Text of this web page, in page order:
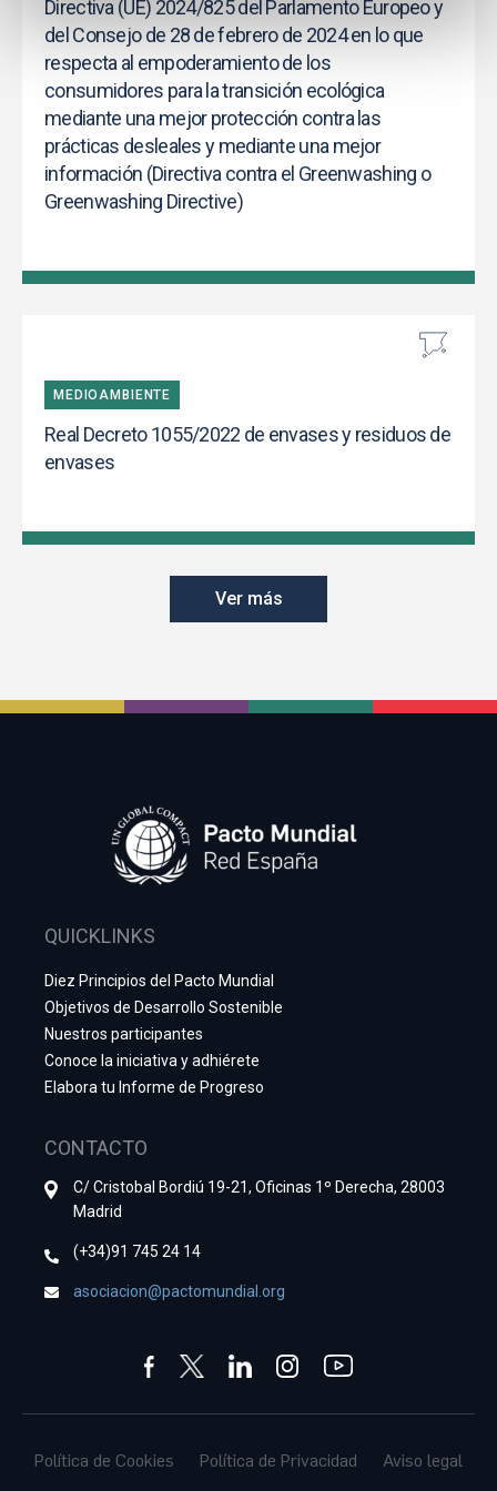
Directiva (UE) 2024/825 del Parlamento Europeo y
del Consejo de 28 de febrero de 2024 en lo que
respecta al empoderamiento de los
consumidores para la transición ecológica
mediante una mejor protección contra las
prácticas desleales y mediante una mejor
información (Directiva contra el Greenwashing o
Greenwashing Directive)
MEDIOAMBIENTE
Real Decreto 1055/2022 de envases y residuos de
envases
Ver más
QUICKLINKS
Diez Principios del Pacto Mundial
Objetivos de Desarrollo Sostenible
Nuestros participantes
Conoce la iniciativa y adhiérete
Elabora tu Informe de Progreso
CONTACTO
C/ Cristobal Bordiú 19-21, Oficinas 1º Derecha, 28003
Madrid
(+34)91 745 24 14
asociacion@pactomundial.org
Política de Cookies Política de Privacidad Aviso legal